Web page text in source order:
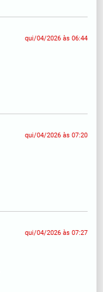
qui/04/2026 às 06:44
qui/04/2026 às 07:20
qui/04/2026 às 07:27